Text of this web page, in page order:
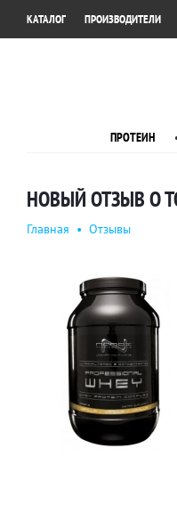
КАТАЛОГ ПРОИЗВОДИТЕЛИ
ПРОТЕИН •
НОВЫЙ ОТЗЫВ О
Главная • Отзывы